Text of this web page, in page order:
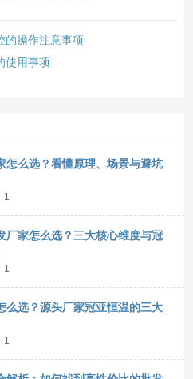
的操作注意事项
使用事项
怎么选？看懂原理、场景与避坑
1
厂家怎么选？三大核心维度与冠
1
么选？源头厂家冠亚恒温的三大
1